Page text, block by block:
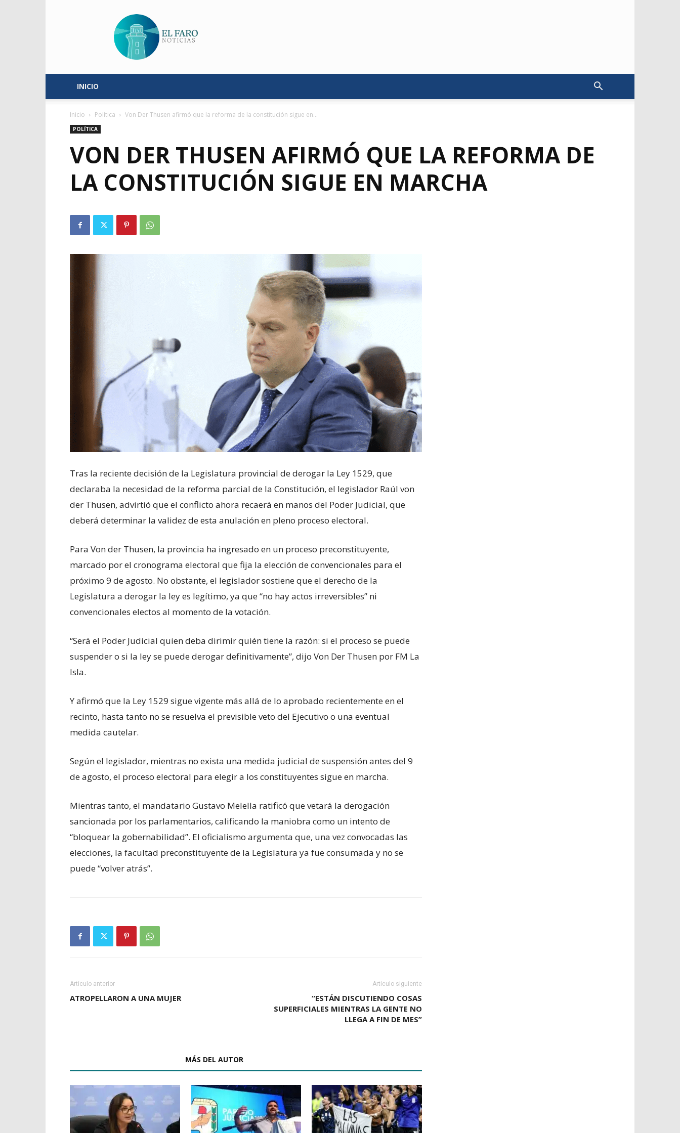
Faro
Noticias
INICIO
Inicio Política Von Der Thusen afirmó que la reforma de la constitución sigue en...
POLÍTICA
VON DER THUSEN AFIRMÓ QUE LA REFORMA DE
LA CONSTITUCIÓN SIGUE EN MARCHA
Tras la reciente decisión de la Legislatura provincial de derogar la Ley 1529, que
declaraba la necesidad de la reforma parcial de la Constitución, el legislador Raúl von
der Thusen, advirtió que el conflicto ahora recaerá en manos del Poder Judicial, que
deberá determinar la validez de esta anulación en pleno proceso electoral.
Para Von der Thusen, la provincia ha ingresado en un proceso preconstituyente,
marcado por el cronograma electoral que fija la elección de convencionales para el
próximo 9 de agosto. No obstante, el legislador sostiene que el derecho de la
Legislatura a derogar la ley es legítimo, ya que “no hay actos irreversibles” ni
convencionales electos al momento de la votación.
“Será el Poder Judicial quien deba dirimir quién tiene la razón: si el proceso se puede
suspender o si la ley se puede derogar definitivamente”, dijo Von Der Thusen por FM La
Isla.
Y afirmó que la Ley 1529 sigue vigente más allá de lo aprobado recientemente en el
recinto, hasta tanto no se resuelva el previsible veto del Ejecutivo o una eventual
medida cautelar.
Según el legislador, mientras no exista una medida judicial de suspensión antes del 9
de agosto, el proceso electoral para elegir a los constituyentes sigue en marcha.
Mientras tanto, el mandatario Gustavo Melella ratificó que vetará la derogación
sancionada por los parlamentarios, calificando la maniobra como un intento de
“bloquear la gobernabilidad”. El oficialismo argumenta que, una vez convocadas las
elecciones, la facultad preconstituyente de la Legislatura ya fue consumada y no se
puede “volver atrás”.
Artículo anterior
ATROPELLARON A UNA MUJER
Artículo siguiente
“ESTÁN DISCUTIENDO COSAS
SUPERFICIALES MIENTRAS LA GENTE NO
LLEGA A FIN DE MES”
MÁS DEL AUTOR